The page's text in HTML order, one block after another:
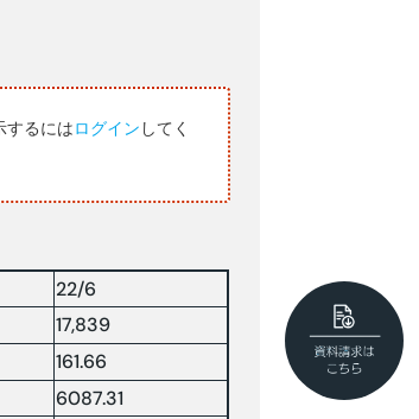
するにはログイン してく
22/6
17,839
161.66
6087.31